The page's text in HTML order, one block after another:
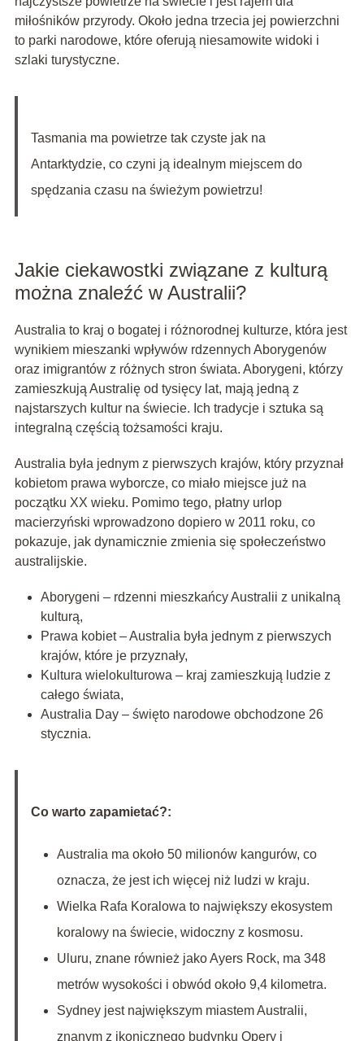
miłośników przyrody. Około jedna trzecia jej powierzchni
to parki narodowe, które oferują niesamowite widoki i
szlaki turystyczne.
Tasmania ma powietrze tak czyste jak na
Antarktydzie, co czyni ją idealnym miejscem do
spędzania czasu na świeżym powietrzu!
Jakie ciekawostki związane z kulturą
można znaleźć w Australii?
Australia to kraj o bogatej i różnorodnej kulturze, która jest
wynikiem mieszanki wpływów rdzennych Aborygenów
oraz imigrantów z różnych stron świata. Aborygeni, którzy
zamieszkują Australię od tysięcy lat, mają jedną z
najstarszych kultur na świecie. Ich tradycje i sztuka są
integralną częścią tożsamości kraju.
Australia była jednym z pierwszych krajów, który przyznał
kobietom prawa wyborcze, co miało miejsce już na
początku XX wieku. Pomimo tego, płatny urlop
macierzyński wprowadzono dopiero w 2011 roku, co
pokazuje, jak dynamicznie zmienia się społeczeństwo
australijskie.
Aborygeni – rdzenni mieszkańcy Australii z unikalną
kulturą,
Prawa kobiet – Australia była jednym z pierwszych
krajów, które je przyznały,
Kultura wielokulturowa – kraj zamieszkują ludzie z
całego świata,
Australia Day – święto narodowe obchodzone 26
stycznia.
Co warto zapamietać?:
Australia ma około 50 milionów kangurów, co
oznacza, że jest ich więcej niż ludzi w kraju.
Wielka Rafa Koralowa to największy ekosystem
koralowy na świecie, widoczny z kosmosu.
Uluru, znane również jako Ayers Rock, ma 348
metrów wysokości i obwód około 9,4 kilometra.
Sydney jest największym miastem Australii,
znanym z ikonicznego budynku Opery i